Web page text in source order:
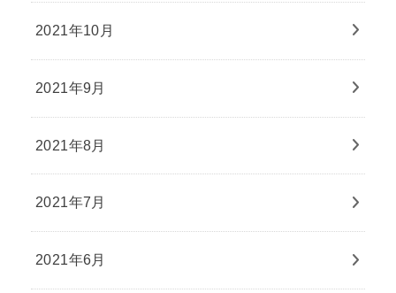
2021年10月
2021年9月
2021年8月
2021年7月
2021年6月